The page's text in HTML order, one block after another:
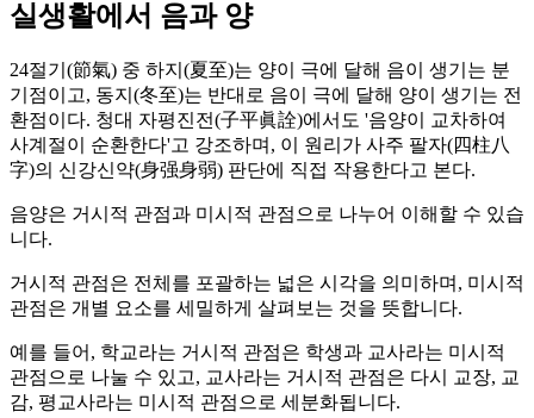
실생활에서 음과 양
24절기(節氣) 중 하지(夏至)는 양이 극에 달해 음이 생기는 분
기점이고, 동지(冬至)는 반대로 음이 극에 달해 양이 생기는 전
환점이다. 청대 자평진전(子平眞詮)에서도 '음양이 교차하여
사계절이 순환한다'고 강조하며, 이 원리가 사주 팔자(四柱八
字)의 신강신약(身强身弱) 판단에 직접 작용한다고 본다.
음양은 거시적 관점과 미시적 관점으로 나누어 이해할 수 있습
니다.
거시적 관점은 전체를 포괄하는 넓은 시각을 의미하며, 미시적
관점은 개별 요소를 세밀하게 살펴보는 것을 뜻합니다.
예를 들어, 학교라는 거시적 관점은 학생과 교사라는 미시적
관점으로 나눌 수 있고, 교사라는 거시적 관점은 다시 교장, 교
감, 평교사라는 미시적 관점으로 세분화됩니다.